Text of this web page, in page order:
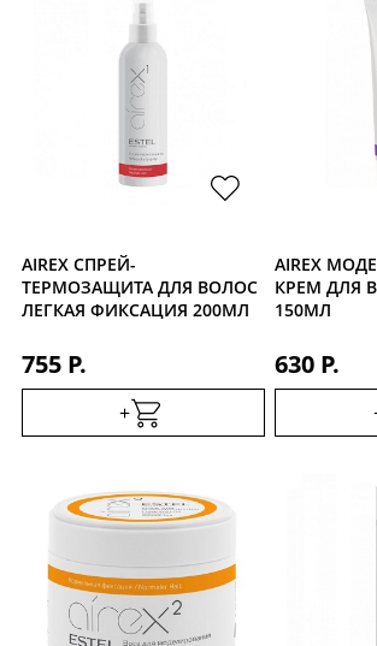
AIREX СПРЕЙ-
ТЕРМОЗАЩИТА ДЛЯ ВОЛОС
ЛЕГКАЯ ФИКСАЦИЯ 200МЛ
755 Р.
+
AIREX
КРЕМ ДЛЯ
150МЛ
630 Р.